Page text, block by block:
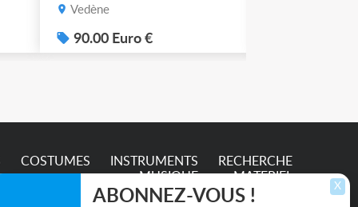
Vedène
90.00 Euro €
COSTUMES
INSTRUMENTS
MUSIQUE
RECHERCHE
MATERIEL
X
ABONNEZ-VOUS !